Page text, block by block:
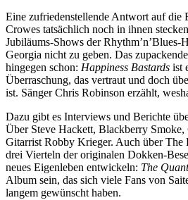
Eine zufriedenstellende Antwort auf die
Crowes tatsächlich noch in ihnen
Jubiläums-Shows der Rhythm’n’Blues-
Georgia nicht zu geben. Das
hingegen schon: Happiness Bastards ist
Überraschung, das vertraut und doch
ist. Sänger Chris Robinson erzählt,
Dazu gibt es Interviews und Berichte
Über Steve Hackett, Blackberry
Gitarrist Robby Krieger. Auch über The
drei Vierteln der originalen Dokken-
neues Eigenleben entwickeln: The
Album sein, das sich viele Fans von
langem gewünscht haben.